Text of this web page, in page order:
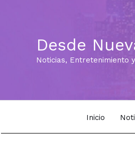
Desde
Noticias, Entretenimiento
Inicio